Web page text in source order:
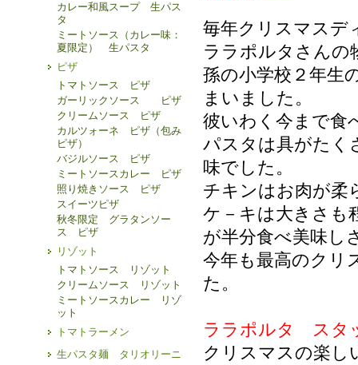
カレー和風スープ 生パス
タ
ミートソース（カレー味：
夏限定） 生パスタ
ピザ
トマトソース ピザ
ガーリックソース ピザ
クリームソース ピザ
カルツォーネ ピザ（包み
ピザ）
バジルソース ピザ
ミートソースカレー ピザ
照り焼きソース ピザ
スイーツピザ
秋冬限定 グラタンソー
ス ピザ
リゾット
トマトソース リゾット
クリームソース リゾット
ミートソースカレー リゾ
ット
トマトラーメン
生パスタ麺 タリオリーニ
毎年クリスマスデ
ララポルタさんの
孫の小学校２年生
まいました。
彼いわく今まで食
パスタは具がたく
味でした。
チキンはお肉が柔
ケ－キは大きさも
が半分食べ美味し
今年も最高のクリ
た。
ララポルタ スタ
クリスマスの楽し